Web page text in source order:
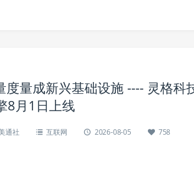
度量成新兴基础设施 ---- 灵格科
8月1日上线
通社 互联网 2026-08-05 758